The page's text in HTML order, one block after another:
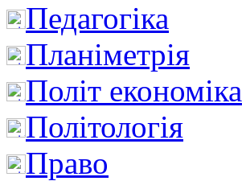
Педагогіка
Планіметрія
Політ економіка
Політологія
Право